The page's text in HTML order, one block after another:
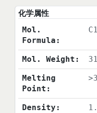
化学属性
Mol.
Formula:
Mol. Weight:
Melting
Point:
Density: